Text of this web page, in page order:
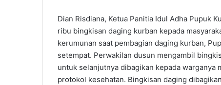
Dian Risdiana, Ketua Panitia Idul Adha Pupuk
ribu bingkisan daging kurban kepada
kerumunan saat pembagian daging kurban,
setempat. Perwakilan dusun mengambil
untuk selanjutnya dibagikan kepada
protokol kesehatan. Bingkisan daging